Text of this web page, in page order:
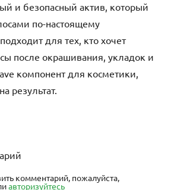
и безопасный актив, который
по-настоящему
для тех, кто хочет
после окрашивания, укладок и
компонент для косметики,
результат.
комментарий, пожалуйста,
авторизуйтесь